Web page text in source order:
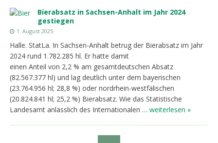
Bierabsatz in Sachsen-Anhalt im Jahr 2024
gestiegen
1. August 2025
Halle. StatLa. In Sachsen-Anhalt betrug der Bierabsatz im Jahr
2024 rund 1.782.285 hl. Er hatte damit
einen Anteil von 2,2 % am gesamtdeutschen Absatz
(82.567.377 hl) und lag deutlich unter dem bayerischen
(23.764.956 hl; 28,8 %) oder nordrhein-westfälischen
(20.824.841 hl; 25,2 %) Bierabsatz. Wie das Statistische
Landesamt anlässlich des Internationalen … weiterlesen »